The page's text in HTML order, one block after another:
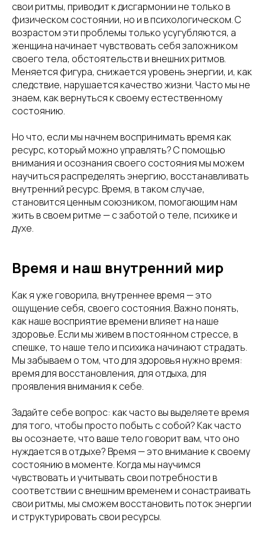
свои ритмы, приводит к дисгармонии не только в
физическом состоянии, но и в психологическом. С
возрастом эти проблемы только усугубляются, а
женщина начинает чувствовать себя заложником
своего тела, обстоятельств и внешних ритмов.
Меняется фигура, снижается уровень энергии, и, как
следствие, нарушается качество жизни. Часто мы не
знаем, как вернуться к своему естественному
состоянию.
Но что, если мы начнем воспринимать время как
ресурс, который можно управлять? С помощью
внимания и осознания своего состояния мы можем
научиться распределять энергию, восстанавливать
внутренний ресурс. Время, в таком случае,
становится ценным союзником, помогающим нам
жить в своем ритме — с заботой о теле, психике и
духе.
Время и наш внутренний мир
Как я уже говорила, внутреннее время — это
ощущение себя, своего состояния. Важно понять,
как наше восприятие времени влияет на наше
здоровье. Если мы живем в постоянном стрессе, в
спешке, то наше тело и психика начинают страдать.
Мы забываем о том, что для здоровья нужно время:
время для восстановления, для отдыха, для
проявления внимания к себе.
Задайте себе вопрос: как часто вы выделяете время
для того, чтобы просто побыть с собой? Как часто
вы осознаете, что ваше тело говорит вам, что оно
нуждается в отдыхе? Время — это внимание к своему
состоянию в моменте. Когда мы научимся
чувствовать и учитывать свои потребности в
соответствии с внешним временем и сонастраивать
свои ритмы, мы сможем восстановить поток энергии
и структурировать свои ресурсы.